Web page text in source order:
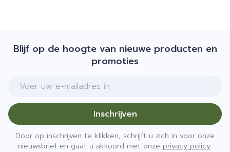
Blijf op de hoogte van nieuwe producten en
promoties
E-mail adres
Inschrijven
Door op inschrijven te klikken, schrijft u zich in voor onze
nieuwsbrief en gaat u akkoord met onze privacy policy.